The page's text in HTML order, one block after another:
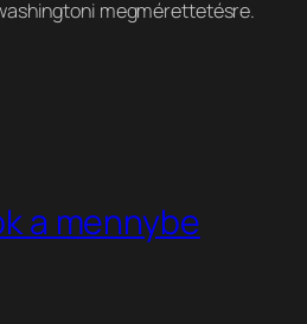
megmérettetésre.
a mennybe